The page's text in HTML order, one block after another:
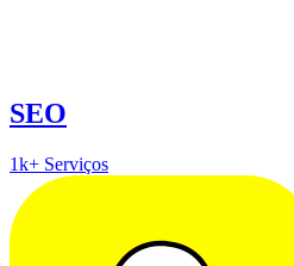
SEO
1k+ Serviços